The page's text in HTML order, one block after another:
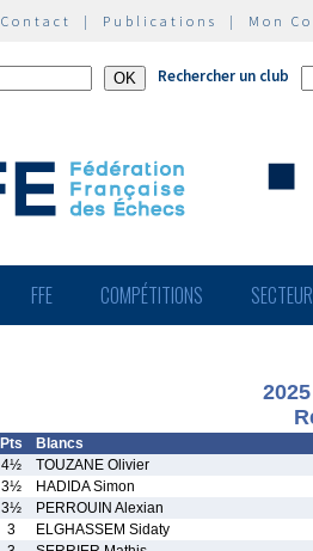
Contact | Publications | Mon
Rechercher un club
FFE COMPÉTITIONS
Pts
Blancs
4½
TOUZANE Olivier
3½
HADIDA Simon
3½
PERROUIN Alexian
3
ELGHASSEM Sidaty